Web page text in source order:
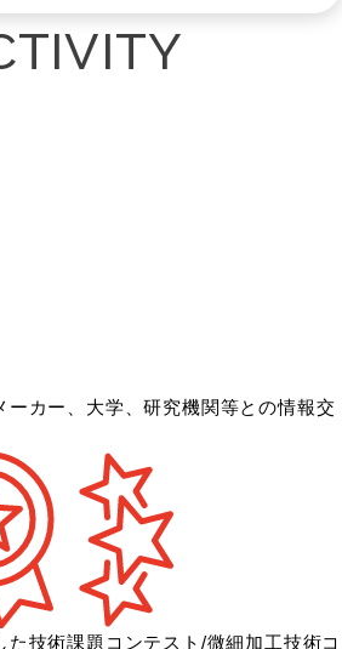
ーカー、大学、研究機関等との情報交
た技術課題コンテスト/微細加工技術コ